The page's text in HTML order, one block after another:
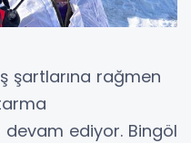
şartlarına rağmen
devam ediyor. Bingöl